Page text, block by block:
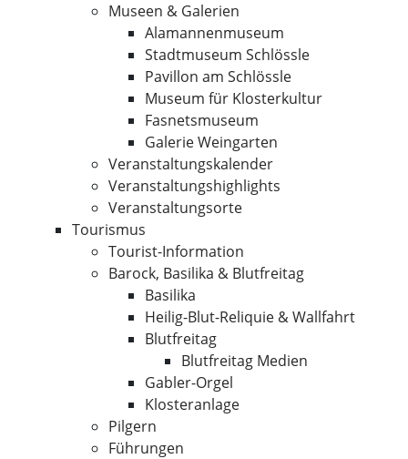
Museen & Galerien
Alamannenmuseum
Stadtmuseum Schlössle
Pavillon am Schlössle
Museum für Klosterkultur
Fasnetsmuseum
Galerie Weingarten
Veranstaltungskalender
Veranstaltungshighlights
Veranstaltungsorte
Tourismus
Tourist-Information
Barock, Basilika & Blutfreitag
Basilika
Heilig-Blut-Reliquie & Wallfahrt
Blutfreitag
Blutfreitag Medien
Gabler-Orgel
Klosteranlage
Pilgern
Führungen